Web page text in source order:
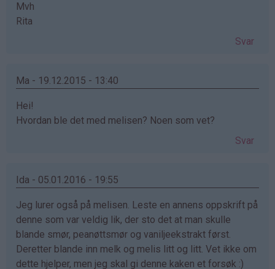
Mvh
Rita
Svar
Ma - 19.12.2015 - 13:40
Hei!
Hvordan ble det med melisen? Noen som vet?
Svar
Ida - 05.01.2016 - 19:55
Jeg lurer også på melisen. Leste en annens oppskrift på
denne som var veldig lik, der sto det at man skulle
blande smør, peanøttsmør og vaniljeekstrakt først.
Deretter blande inn melk og melis litt og litt. Vet ikke om
dette hjelper, men jeg skal gi denne kaken et forsøk :)